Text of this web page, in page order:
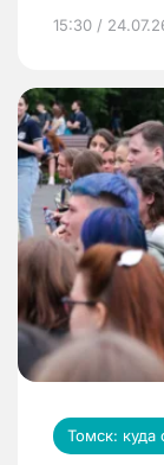
15:30 /
Томск: куда